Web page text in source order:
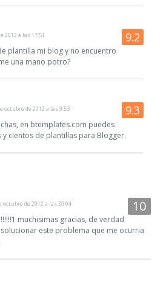
2012 a las 17:51
plantilla mi blog y no encuentro
una mano potro?
octubre de 2012 a las 9:53
en btemplates.com puedes
cientos de plantillas para Blogger.
octubre de 2012 a las 20:04
muchisimas gracias, de verdad
este problema que me ocurria